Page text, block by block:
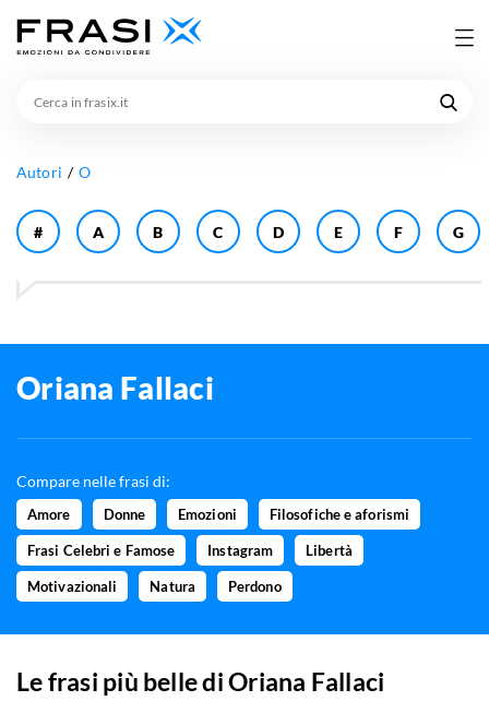
Autori O
# A B C D E F G
Oriana Fallaci
Compare nelle frasi di:
Amore Donne Emozioni Filosofiche e aforismi
Frasi Celebri e Famose Instagram Libertà
Motivazionali Natura Perdono
Le frasi più belle diOriana Fallaci